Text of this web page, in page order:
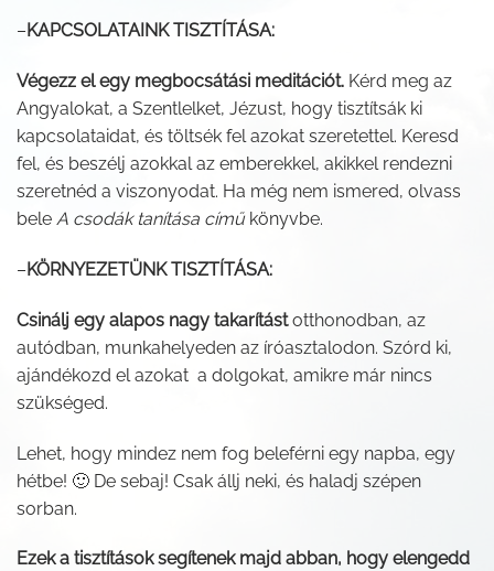
– KAPCSOLATAINK TISZTÍTÁSA:
Végezz el egy megbocsátási meditációt. Kérd meg az
Angyalokat, a Szentlelket, Jézust, hogy tisztítsák ki
kapcsolataidat, és töltsék fel azokat szeretettel. Keresd
fel, és beszélj azokkal az emberekkel, akikkel rendezni
szeretnéd a viszonyodat. Ha még nem ismered, olvass
bele A csodák tanítása címűkönyvbe.
–KÖRNYEZETÜNK TISZTÍTÁSA:
Csinálj egy alapos nagy takarítástotthonodban, az
autódban, munkahelyeden az íróasztalodon. Szórd ki,
ajándékozd el azokat a dolgokat, amikre már nincs
szükséged.
Lehet, hogy mindez nem fog beleférni egy napba, egy
hétbe! 🙂 De sebaj! Csak állj neki, és haladj szépen
sorban.
Ezek a tisztítások segítenek majd abban, hogy elengedd